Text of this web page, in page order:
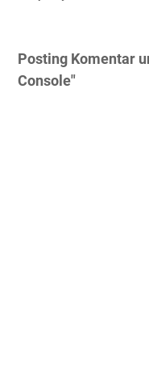
Posting Komentar
Console"